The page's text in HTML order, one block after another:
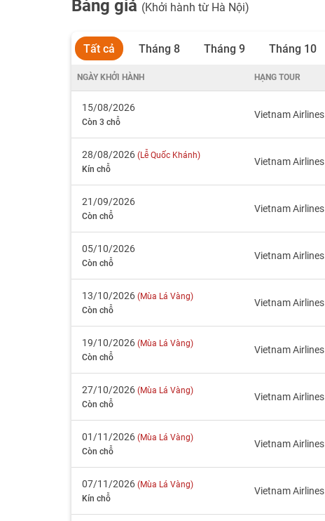
Bảng giá (Khởi hành từ Hà Nội)
Tất cả Tháng 8 Tháng 9 Tháng 10
NGÀY KHỞI HÀNH HẠNG TOUR
15/08/2026
Còn 3 chỗ
Vietnam Airlines
28/08/2026 (Lễ Quốc Khánh)
Kín chỗ
Vietnam Airlines
21/09/2026
Còn chỗ
Vietnam Airlines
05/10/2026
Còn chỗ
Vietnam Airlines
13/10/2026 (Mùa Lá Vàng)
Còn chỗ
Vietnam Airlines
19/10/2026 (Mùa Lá Vàng)
Còn chỗ
Vietnam Airlines
27/10/2026 (Mùa Lá Vàng)
Còn chỗ
Vietnam Airlines
01/11/2026 (Mùa Lá Vàng)
Còn chỗ
Vietnam Airlines
07/11/2026 (Mùa Lá Vàng)
Kín chỗ
Vietnam Airlines